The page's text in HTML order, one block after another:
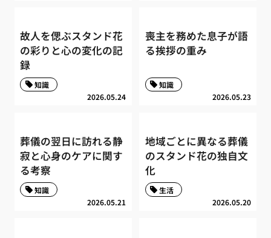
故人を偲ぶスタンド花
の彩りと心の変化の記
録
2026.05.24
知識
喪主を務めた息子が語
る挨拶の重み
2026.05.23
知識
葬儀の翌日に訪れる静
寂と心身のケアに関す
る考察
2026.05.21
知識
地域ごとに異なる葬儀
のスタンド花の独自文
化
2026.05.20
生活